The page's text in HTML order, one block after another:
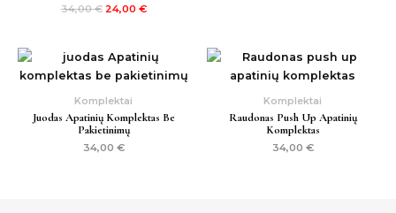
34,00€ 24,00 €
Komplektai
Juodas Apatinių Komplektas Be
Pakietinimų
34,00 €
Komplektai
Raudonas Push Up Apatinių
Komplektas
34,00 €